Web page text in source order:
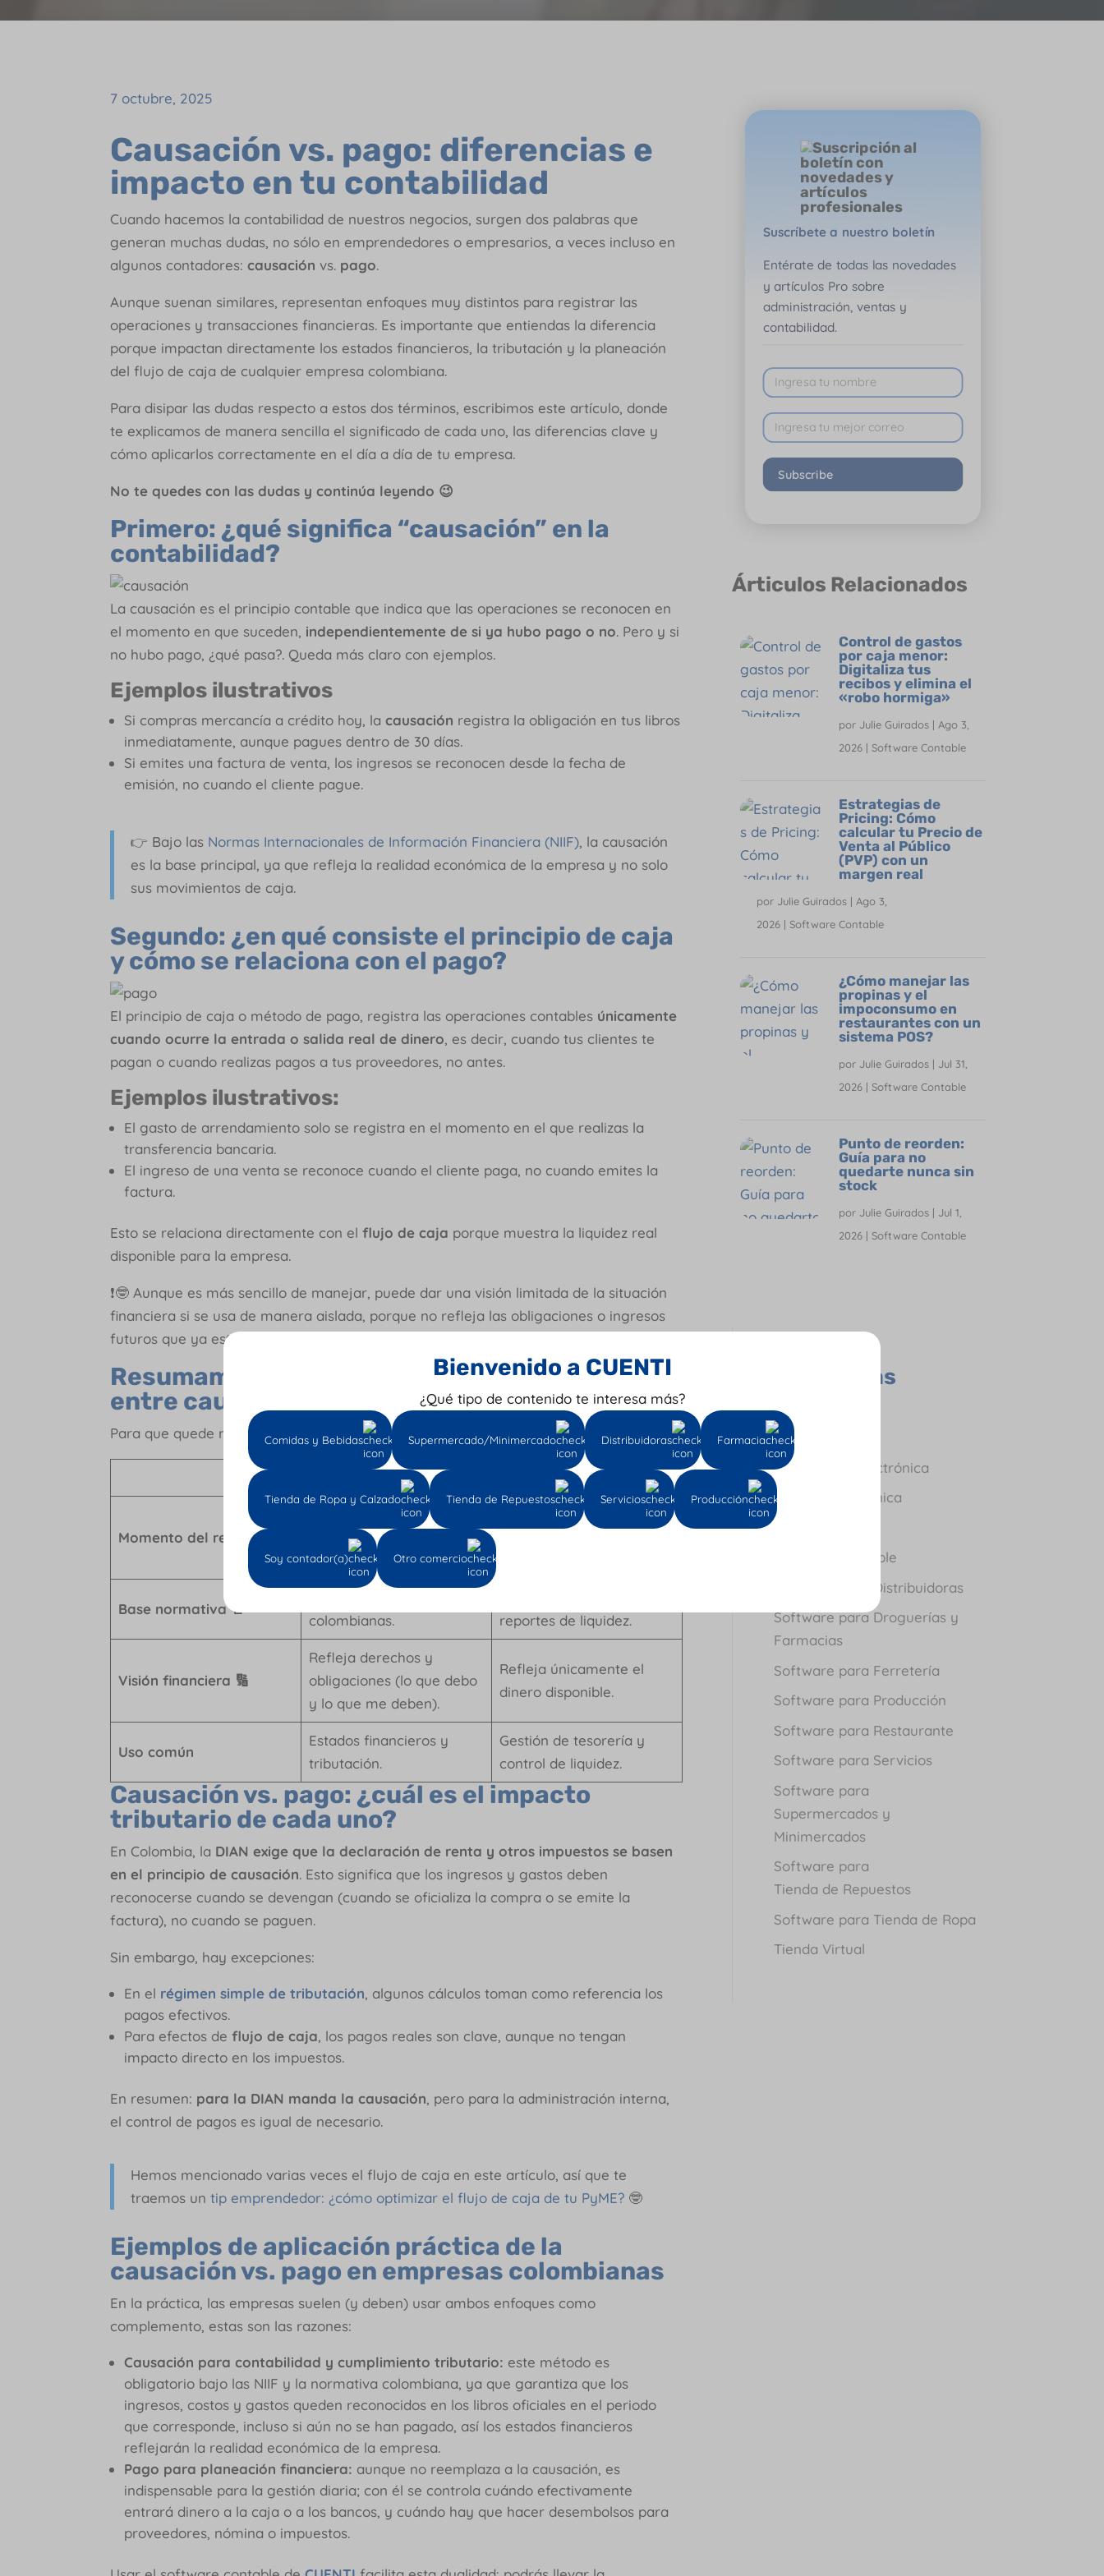
7 octubre, 2025
Causación vs. pago: diferencias e
impacto en tu contabilidad
Cuando hacemos la contabilidad de nuestros negocios, surgen dos palabras que
generan muchas dudas, no sólo en emprendedores o empresarios, a veces incluso en
algunos contadores:causación vs. pago.
Aunque suenan similares, representan enfoques muy distintos para registrar las
operaciones y transacciones financieras. Es importante que entiendas la diferencia
porque impactan directamente los estados financieros, la tributación y la planeación
del flujo de caja de cualquier empresa colombiana.
Para disipar las dudas respecto a estos dos términos, escribimos este artículo, donde
te explicamos de manera sencilla el significado de cada uno, las diferencias clave y
cómo aplicarlos correctamente en el día a día de tu empresa.
No te quedes con las dudas y continúa leyendo 😉
Primero: ¿qué significa “causación” en la
contabilidad?
La causación es el principio contable que indica que las operaciones se reconocen en
el momento en que suceden, independientemente de si ya hubo pago o no. Pero y si
no hubo pago, ¿qué pasa?. Queda más claro con ejemplos.
Ejemplos ilustrativos
Si compras mercancía a crédito hoy, lacausación registra la obligación en tus libros
inmediatamente, aunque pagues dentro de 30 días.
Si emites una factura de venta, los ingresos se reconocen desde la fecha de
emisión, no cuando el cliente pague.
👉 Bajo las Normas Internacionales de Información Financiera (NIIF), la causación
es la base principal, ya que refleja la realidad económica de la empresa y no solo
sus movimientos de caja.
Segundo: ¿en qué consiste el principio de caja
y cómo se relaciona con el pago?
El principio de caja o método de pago, registra las operaciones contables únicamente
cuando ocurre la entrada o salida real de dinero, es decir, cuando tus clientes te
pagan o cuando realizas pagos a tus proveedores, no antes.
Ejemplos ilustrativos:
El gasto de arrendamiento solo se registra en el momento en el que realizas la
transferencia bancaria.
El ingreso de una venta se reconoce cuando el cliente paga, no cuando emites la
factura.
Esto se relaciona directamente con elflujo de caja porque muestra la liquidez real
disponible para la empresa.
❗🤓 Aunque es más sencillo de manejar, puede dar una visión limitada de la situación
financiera si se usa de manera aislada, porque no refleja las obligaciones o ingresos
futuros que ya están causados.
Resumamos: ¿cuáles son las diferencias clave
entre causación vs. pago?
Para que quede más claro, revisemos las diferencias principales:
Pago (principio de caja)
Momento del registro ✍️
Cuando ocurre la
transacción, sin importar
si se pagó aún o no.
Cuando entra o sale el
Base normativa 📄
colombianas.
reportes de liquidez.
Visión financiera 🔢
Refleja derechos y
obligaciones (lo que debo
y lo que me deben).
Refleja únicamente el
dinero disponible.
Uso común
Estados financieros y
tributación.
Gestión de tesorería y
control de liquidez.
Causación vs. pago: ¿cuál es el impacto
tributario de cada uno?
En Colombia, la DIAN exige que la declaración de renta y otros impuestos se basen
en el principio de causación. Esto significa que los ingresos y gastos deben
reconocerse cuando se devengan (cuando se oficializa la compra o se emite la
factura), no cuando se paguen.
Sin embargo, hay excepciones:
En el régimen simple de tributación, algunos cálculos toman como referencia los
pagos efectivos.
Para efectos deflujo de caja, los pagos reales son clave, aunque no tengan
impacto directo en los impuestos.
En resumen: para la DIAN manda la causación, pero para la administración interna,
el control de pagos es igual de necesario.
Hemos mencionado varias veces el flujo de caja en este artículo, así que te
traemos untip emprendedor: ¿cómo optimizar el flujo de caja de tu PyME? 🤓
Ejemplos de aplicación práctica de la
causación vs. pago en empresas colombianas
En la práctica, las empresas suelen (y deben) usar ambos enfoques como
complemento, estas son las razones:
Causación para contabilidad y cumplimiento tributario: este método es
obligatorio bajo las NIIF y la normativa colombiana, ya que garantiza que los
ingresos, costos y gastos queden reconocidos en los libros oficiales en el periodo
que corresponde, incluso si aún no se han pagado, así los estados financieros
reflejarán la realidad económica de la empresa.
Pago para planeación financiera: aunque no reemplaza a la causación, es
indispensable para la gestión diaria; con él se controla cuándo efectivamente
entrará dinero a la caja o a los bancos, y cuándo hay que hacer desembolsos para
proveedores, nómina o impuestos.
Suscríbete a nuestro boletín
Entérate de todas las novedades
y artículos Pro sobre
administración, ventas y
contabilidad.
Subscribe
Árticulos Relacionados
Control de gastos
por caja menor:
Digitaliza tus
recibos y elimina el
«robo hormiga»
por Julie Guirados| Ago 3,
2026| Software Contable
Estrategias de
Pricing: Cómo
calcular tu Precio de
Venta al Público
(PVP) con un
margen real
por Julie Guirados| Ago 3,
2026| Software Contable
¿Cómo manejar las
propinas y el
impoconsumo en
restaurantes con un
sistema POS?
por Julie Guirados| Jul 31,
2026| Software Contable
Punto de reorden:
Guía para no
quedarte nunca sin
stock
por Julie Guirados| Jul 1,
2026| Software Contable
Categorías
Contador
Empresas
Facturación Electrónica
Nómina Electrónica
Software Contable
Software para Distribuidoras
Software para Droguerías y
Farmacias
Software para Ferretería
Software para Producción
Software para Restaurante
Software para Servicios
Software para
Supermercados y
Minimercados
Software para
Tienda de Repuestos
Software para Tienda de Ropa
Tienda Virtual
Bienvenido a CUENTI
¿Qué tipo de contenido te interesa más?
Comidas y Bebidas Supermercado/Minimercado Distribuidoras Farmacia
Tienda de Ropa y Calzado Tienda de Repuestos Servicios Producción
Soy contador(a) Otro comercio